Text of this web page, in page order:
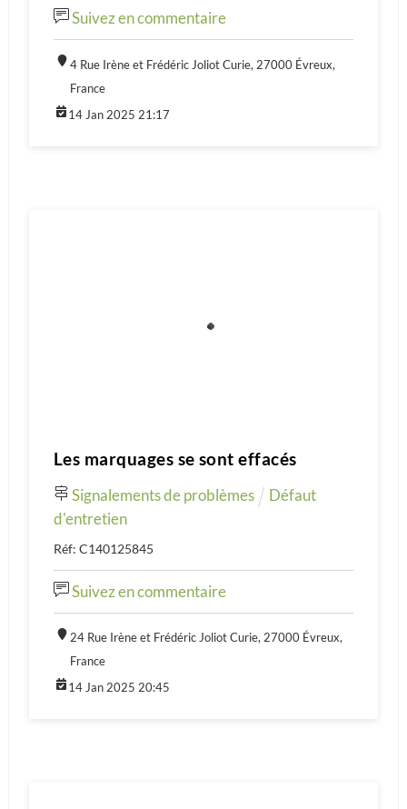
Suivez en commentaire
4 Rue Irène et Frédéric Joliot Curie, 27000 Évreux,
France
14 Jan 2025 21:17
Les marquages se sont effacés
Signalements de problèmes
Défaut
d'entretien
Réf: C140125845
Suivez en commentaire
24 Rue Irène et Frédéric Joliot Curie, 27000 Évreux,
France
14 Jan 2025 20:45